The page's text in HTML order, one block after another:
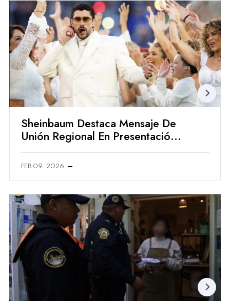
Sheinbaum Destaca Mensaje De
Unión Regional En Presentación
De Bad Bunny En El Supertazón
LX
FEB 09, 2026